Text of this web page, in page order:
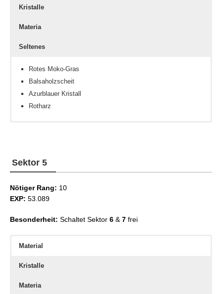
Kristalle
Materia
Seltenes
Rotes Moko-Gras
Balsaholzscheit
Azurblauer Kristall
Rotharz
Sektor 5
Nötiger Rang: 10
EXP: 53.089
Besonderheit: Schaltet Sektor 6 & 7 frei
Material
Kristalle
Materia